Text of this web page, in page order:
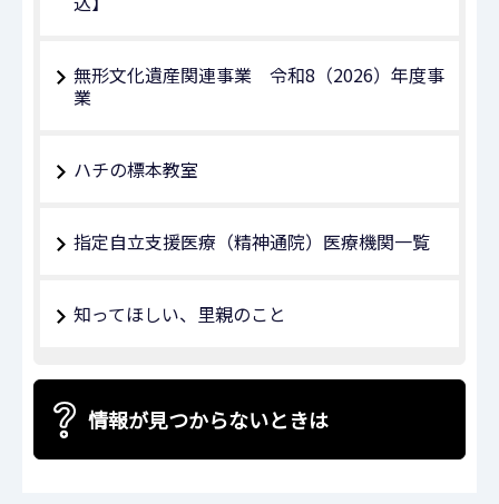
無形文化遺産関連事業 令和8（2026）年度事
業
ハチの標本教室
指定自立支援医療（精神通院）医療機関一覧
知ってほしい、里親のこと
情報が見つからないときは